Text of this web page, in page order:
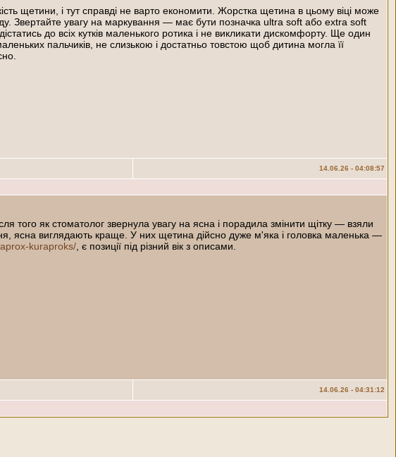
щетини, і тут справді не варто економити. Жорстка щетина в цьому віці може
Звертайте увагу на маркування — має бути позначка ultra soft або extra soft
до всіх кутків маленького ротика і не викликати дискомфорту. Ще один
пальчиків, не слизькою і достатньо товстою щоб дитина могла її
14.06.26 - 04:08:57
як стоматолог звернула увагу на ясна і порадила змінити щітку — взяли
ясна виглядають краще. У них щетина дійсно дуже м'яка і головка маленька —
kuraproks/ , є позиції під різний вік з описами.
14.06.26 - 04:31:12